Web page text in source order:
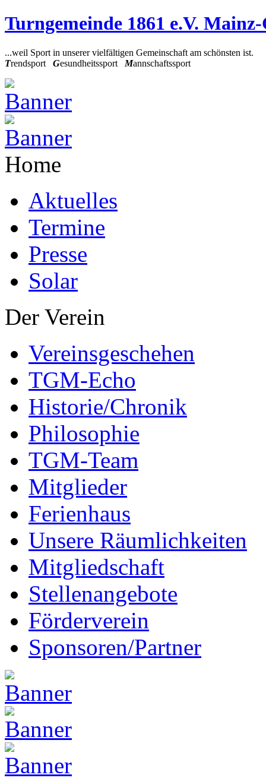
Turngemeinde 1861 e.V.
...weil Sport in unserer vielfältigen Gemeinschaft am schönsten ist.
Trendsport Gesundheitssport Mannschaftssport
Home
Aktuelles
Termine
Presse
Solar
Der Verein
Vereinsgeschehen
TGM-Echo
Historie/Chronik
Philosophie
TGM-Team
Mitglieder
Ferienhaus
Unsere Räumlichkeiten
Mitgliedschaft
Stellenangebote
Förderverein
Sponsoren/Partner